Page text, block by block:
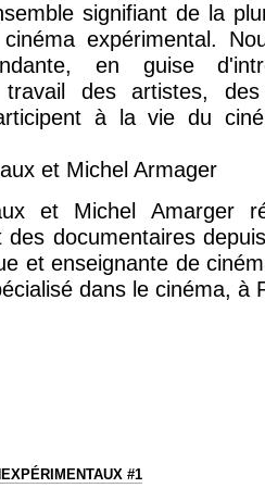
signifiant de la
expérimental.
en guise
des artistes,
à la vie du
et Michel Armager
et Michel Amarger
des documentaires
et enseignante de
dans le cinéma, à
#1